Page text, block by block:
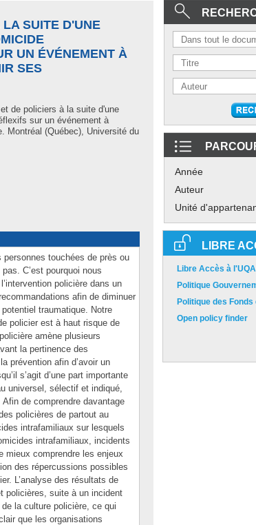
SUITE D'UNE
UN ÉVÉNEMENT À
SES
de policiers à la suite d'une
sur un événement à
Montréal (Québec), Université du
personnes touchées de près ou
C’est pourquoi nous
policière dans un
afin de diminuer
traumatique. Notre
policier est à haut risque de
amène plusieurs
la pertinence des
prévention afin d’avoir un
s’agit d’une part importante
universel, sélectif et indiqué,
de comprendre davantage
policières de partout au
intrafamiliaux sur lesquels
intrafamiliaux, incidents
mieux comprendre les enjeux
des répercussions possibles
L’analyse des résultats de
policières, suite à un incident
la culture policière, ce qui
que les organisations
Année
Auteur
Unité
LIBRE
Libre Accès à
Politique
Politique des
Open policy finder